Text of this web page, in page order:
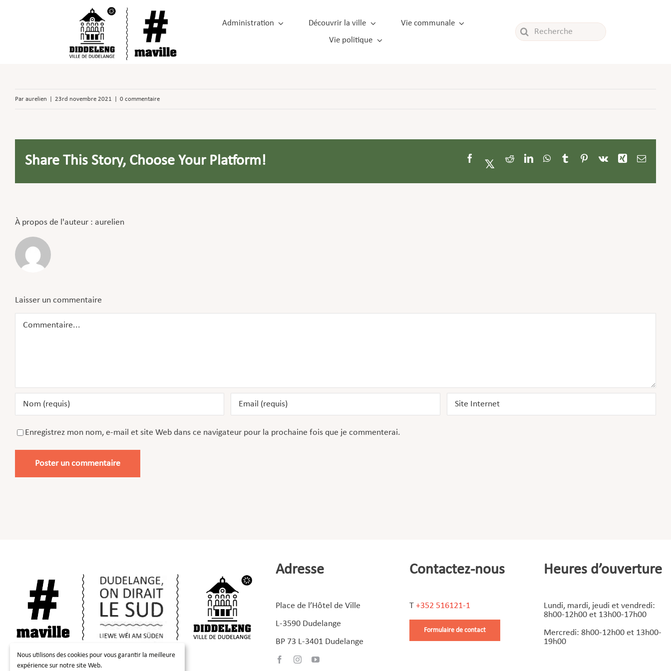
Nous utilisons des cookies pour vous garantir la meilleure
expérience sur notre site Web.
Administration Découvrir la ville
Vie communale
Vie politique
Rechercher:
Par aurelien 23rd novembre 2021 0 commentaire
Share This Story, Choose Your Platform! FacebookTwitterRedditLinkedInWhatsApp
TumblrPinterest
Vk XingEmail
À propos de l'auteur : aurelien
Laisser un commentaire
Commentaire
Enregistrez mon nom, e-mail et site Web dans ce navigateur pour la prochaine fois que je commenterai.
Adresse
Place de l’Hôtel de Ville
L-3590 Dudelange
BP 73 L-3401 Dudelange
Contactez-nous
T+352 516121-1
Formulaire de contact
Heures d’ouverture
Lundi, mardi, jeudi et vendredi:
8h00-12h00 et 13h00-17h00
Mercredi: 8h00-12h00 et 13h00-
19h00